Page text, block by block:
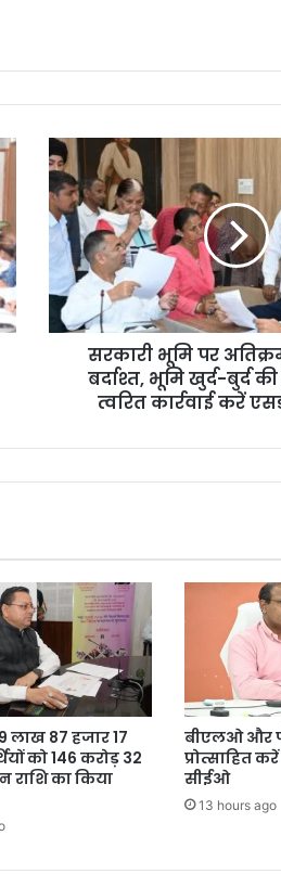
सरकारी भूमि पर
बर्दाश्त, भूमि खुर्द-बुर्द
त्वरित कार्रवाई करें
लाख 87 हजार 17
को 146 करोड़ 32
राशि का किया
बीएलओ और
प्रोत्साहित
सीईओ
13 hours ago